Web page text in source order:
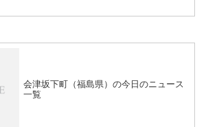
会津坂下町（福島県）の今日のニュース
一覧